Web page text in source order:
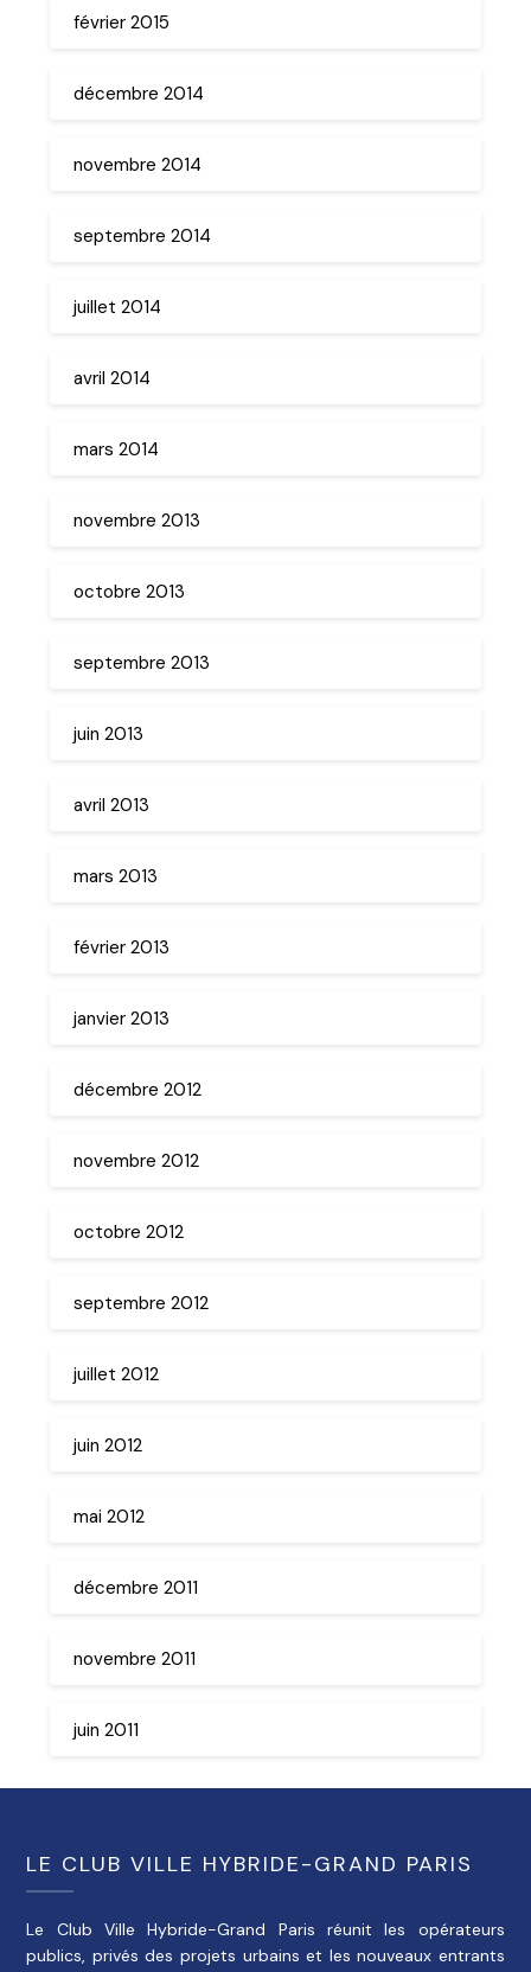
février 2015
décembre 2014
novembre 2014
septembre 2014
juillet 2014
avril 2014
mars 2014
novembre 2013
octobre 2013
septembre 2013
juin 2013
avril 2013
mars 2013
février 2013
janvier 2013
décembre 2012
novembre 2012
octobre 2012
septembre 2012
juillet 2012
juin 2012
mai 2012
décembre 2011
novembre 2011
juin 2011
LE CLUB VILLE HYBRIDE-GRAND PARIS
Le Club Ville Hybride-Grand Paris réunit les opérateurs
publics, privés des projets urbains et les nouveaux entrants